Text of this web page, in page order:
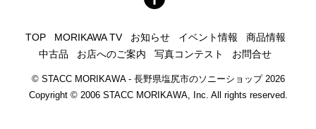
TOP MORIKAWA TV お知らせ イベント情報
商品情報
中古品
お店へのご案内 写真コンテスト お問合せ
© STACC MORIKAWA - 長野県塩尻市のソニーショップ2026
Copyright © 2006 STACC MORIKAWA, Inc. All rights reserved.